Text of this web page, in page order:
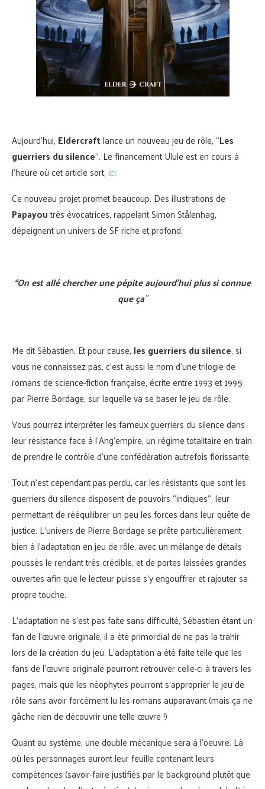
Aujourd’hui, Eldercraftlance un nouveau jeu de rôle, “Les
guerriers du silence”. Le financement Ulule est en cours à
l’heure où cet article sort,ici.
Ce nouveau projet promet beaucoup. Des illustrations de
Papayoutrès évocatrices, rappelant Simon Stålenhag,
dépeignent un univers de SF riche et profond.
“On est allé chercher une pépite aujourd’hui plus si connue
que ça¨
Me dit Sébastien. Et pour cause, les guerriers du silence, si
vous ne connaissez pas, c’est aussi le nom d’une trilogie de
romans de science-fiction française, écrite entre 1993 et 1995
par Pierre Bordage, sur laquelle va se baser le jeu de rôle.
Vous pourrez interpréter les fameux guerriers du silence dans
leur résistance face à l’Ang’empire, un régime totalitaire en train
de prendre le contrôle d’une confédération autrefois florissante.
Tout n’est cependant pas perdu, car les résistants que sont les
guerriers du silence disposent de pouvoirs “indiques”, leur
permettant de rééquilibrer un peu les forces dans leur quête de
justice. L’univers de Pierre Bordage se prête particulièrement
bien à l’adaptation en jeu de rôle, avec un mélange de détails
poussés le rendant très crédible, et de portes laissées grandes
ouvertes afin que le lecteur puisse s’y engouffrer et rajouter sa
propre touche.
L’adaptation ne s’est pas faite sans difficulté, Sébastien étant un
fan de l’œuvre originale, il a été primordial de ne pas la trahir
lors de la création du jeu. L’adaptation a été faite telle que les
fans de l’œuvre originale pourront retrouver celle-ci à travers les
pages, mais que les néophytes pourront s’approprier le jeu de
rôle sans avoir forcément lu les romans auparavant (mais ça ne
gâche rien de découvrir une telle œuvre !)
Quant au système, une double mécanique sera à l’oeuvre. Là
où les personnages auront leur feuille contenant leurs
compétences (savoir-faire justifiés par le background plutôt que